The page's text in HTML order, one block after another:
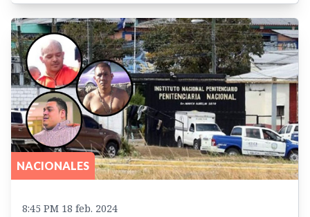
NACIONALES
8:45 PM 18 feb. 2024